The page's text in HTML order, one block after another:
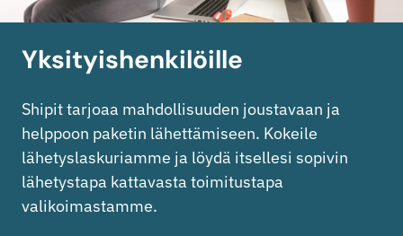
Yksityishenkilöille
Shipit tarjoaa mahdollisuuden joustavaan ja
helppoon paketin lähettämiseen. Kokeile
lähetyslaskuriamme ja löydä itsellesi sopivin
lähetystapa kattavasta toimitustapa
valikoimastamme.